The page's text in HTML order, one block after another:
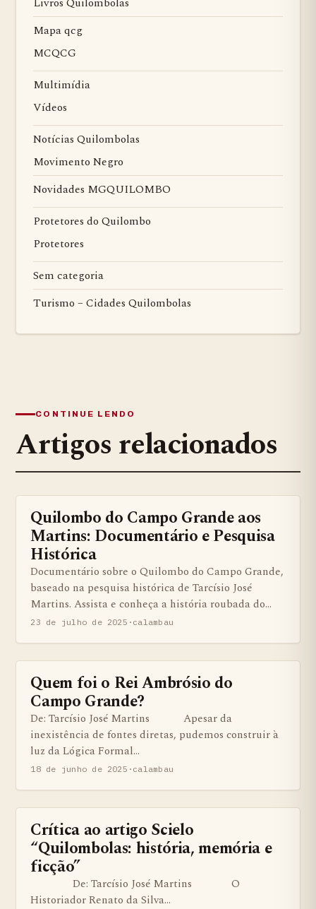
Mapa qcg
MCQCG
Multimídia
Vídeos
Notícias Quilombolas
Movimento Negro
Novidades MGQUILOMBO
Protetores do Quilombo
Protetores
Sem categoria
Turismo – Cidades Quilombolas
CONTINUE LENDO
Artigos relacionados
BENS QUILOMBOLAS MATERIAS E IMATERIAIS
Quilombo do Campo Grande aos
Martins: Documentário e Pesquisa
Histórica
Documentário sobre o Quilombo do Campo Grande,
baseado na pesquisa histórica de Tarcísio José
Martins. Assista e conheça a história roubada do…
23 de julho de 2025 · calambau
ARTIGOS
Quem foi o Rei Ambrósio do
Campo Grande?
De: Tarcísio José Martins Apesar da
inexistência de fontes diretas, pudemos construir à
luz da Lógica Formal…
18 de junho de 2025 · calambau
BENS QUILOMBOLAS MATERIAS E IMATERIAIS
Crítica ao artigo Scielo
“Quilombolas: história, memória e
ficção”
De: Tarcísio José Martins O
Historiador Renato da Silva…